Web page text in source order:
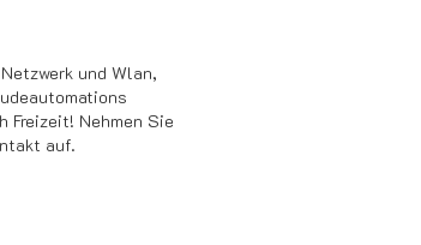
und Wlan,
Freizeit! Nehmen Sie
auf.